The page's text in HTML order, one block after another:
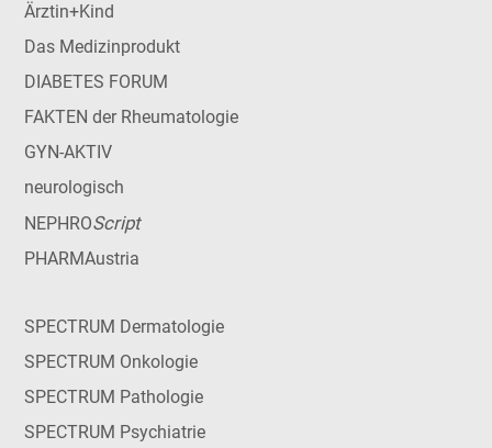
Ärztin+Kind
Das Medizinprodukt
DIABETES FORUM
FAKTEN der Rheumatologie
GYN-AKTIV
neurologisch
NEPHROScript
PHARMAustria
SPECTRUM Dermatologie
SPECTRUM Onkologie
SPECTRUM Pathologie
SPECTRUM Psychiatrie